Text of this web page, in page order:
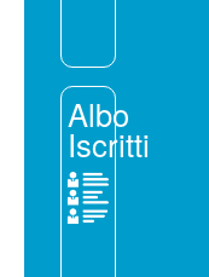
Albo
Iscritti